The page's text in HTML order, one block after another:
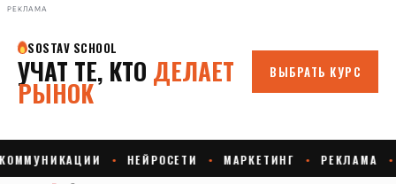
РЕКЛАМА